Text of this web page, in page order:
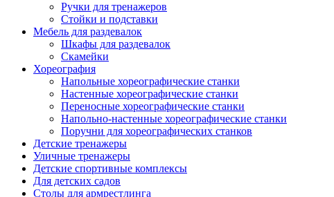
Ручки для тренажеров
Стойки и подставки
Мебель для раздевалок
Шкафы для раздевалок
Скамейки
Хореография
Напольные хореографические станки
Настенные хореографические станки
Переносные хореографические станки
Напольно-настенные хореографические станки
Поручни для хореографических станков
Детские тренажеры
Уличные тренажеры
Детские спортивные комплексы
Для детских садов
Столы для армрестлинга